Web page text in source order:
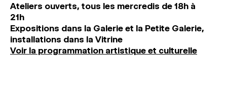
Ateliers ouverts, tous les mercredis de 18h à
21h
Expositions dans la Galerie et la Petite Galerie,
installations dans la Vitrine
Voir la programmation artistique et culturelle